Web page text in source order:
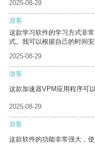
2025-08-29
游客
这款学习软件的学习方式非
式。我可以根据自己的时间安
2025-08-29
游客
这款加速器VPM应用程序可
2025-08-29
游客
这款软件的功能非常强大，使